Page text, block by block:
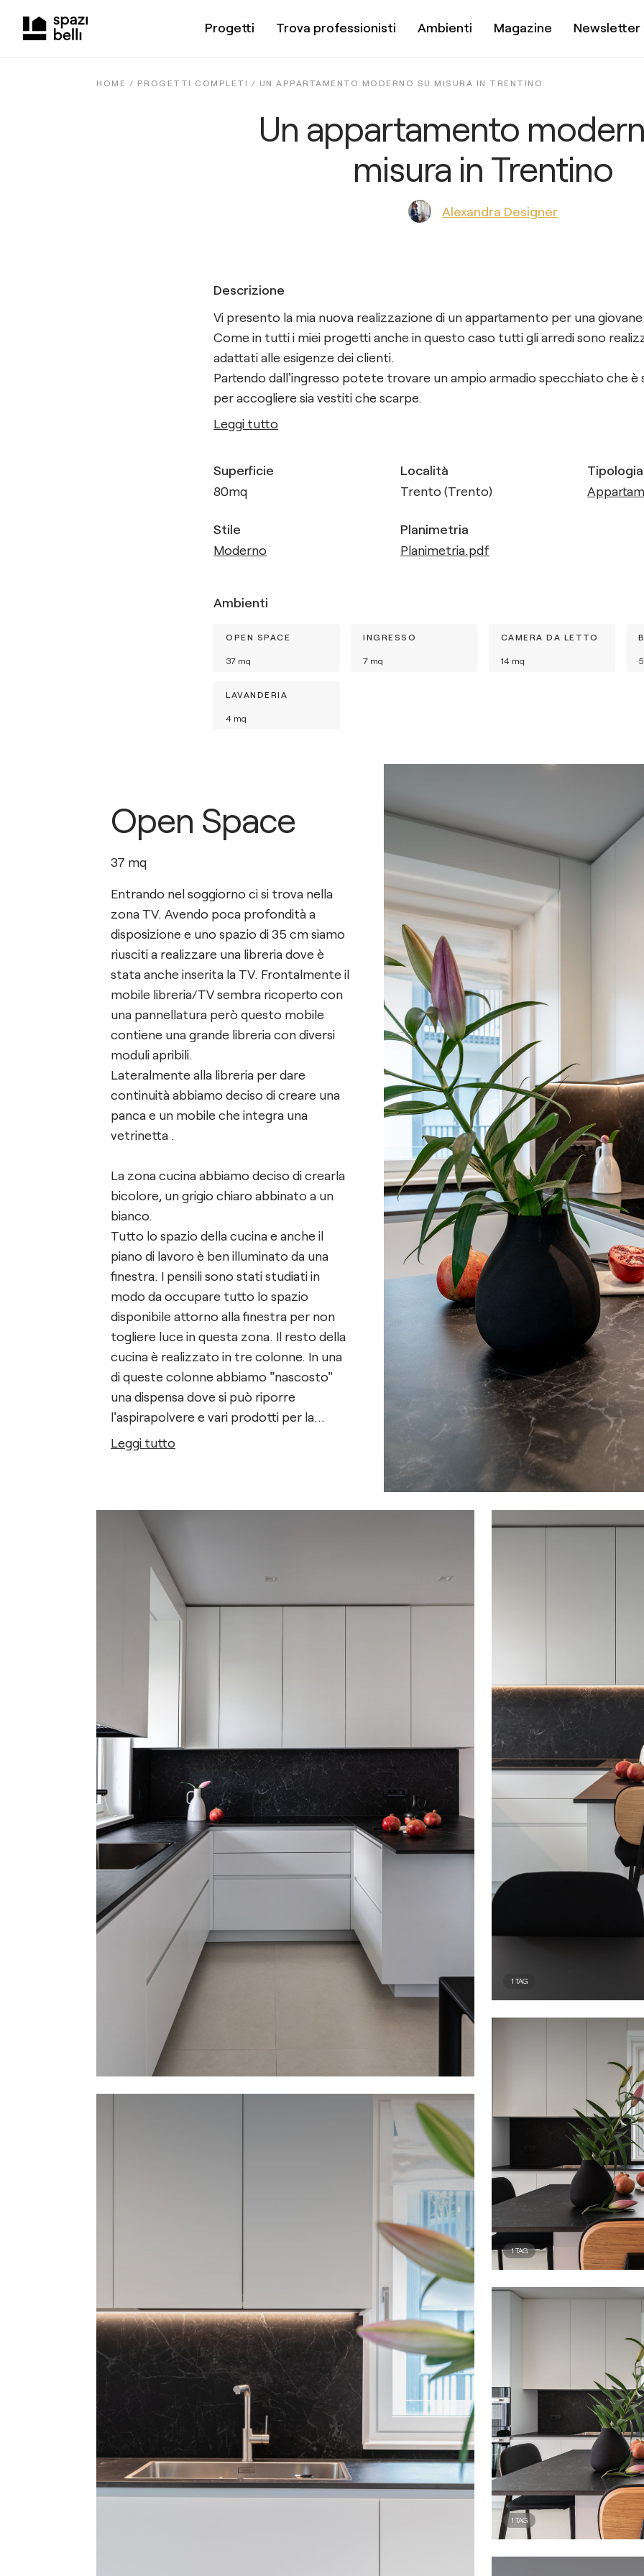
Progetti Trova professionisti Ambienti Magazine Newsletter
HOME / PROGETTI COMPLETI / UN APPARTAMENTO MODERNO SU MISURA IN TRENTINO
Un appartamento
misura in Trentino
Alexandra Designer
Descrizione
Vi presento la mia nuova realizzazione di un appartamento per una
Come in tutti i miei progetti anche in questo caso tutti gli arredi sono
adattati alle esigenze dei clienti.
Partendo dall'ingresso potete trovare un ampio armadio specchiato che
per accogliere sia vestiti che scarpe.
Leggi tutto
Superficie
80mq
Località
Trento (Trento)
Tipologia
Stile
Moderno
Planimetria
Planimetria.pdf
Ambienti
OPEN SPACE
37 mq
INGRESSO
7 mq
CAMERA DA LETTO
14mq 5
LAVANDERIA
4 mq
Open Space
37 mq
Entrando nel soggiorno ci si trova nella
zona TV. Avendo poca profondità a
disposizione e uno spazio di 35 cm siamo
riusciti a realizzare una libreria dove è
stata anche inserita la TV. Frontalmente il
mobile libreria/TV sembra ricoperto con
una pannellatura però questo mobile
contiene una grande libreria con diversi
moduli apribili.
Lateralmente alla libreria per dare
continuità abbiamo deciso di creare una
panca e un mobile che integra una
vetrinetta .
La zona cucina abbiamo deciso di crearla
bicolore, un grigio chiaro abbinato a un
bianco.
Tutto lo spazio della cucina e anche il
piano di lavoro è ben illuminato da una
finestra. I pensili sono stati studiati in
modo da occupare tutto lo spazio
disponibile attorno alla finestra per non
togliere luce in questa zona. Il resto della
cucina è realizzato in tre colonne. In una
di queste colonne abbiamo "nascosto"
una dispensa dove si può riporre
l'aspirapolvere e vari prodotti per la
cucina.
della casa.
la zona per una cantinetta vino
combinata.
Leggi tutto
1 TAG
1TAG
1 TAG